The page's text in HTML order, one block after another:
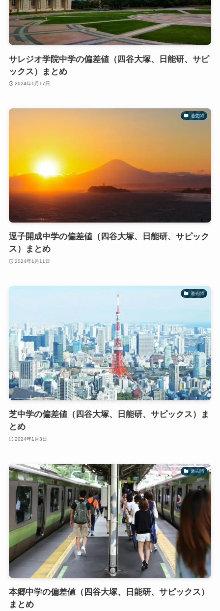
サレジオ学院中学の偏差値（四谷大塚、日能研、サピ
ックス）まとめ
2024年1月17日
過去問
逗子開成中学の偏差値（四谷大塚、日能研、サピック
ス）まとめ
2024年1月11日
過去問
芝中学の偏差値（四谷大塚、日能研、サピックス）ま
とめ
2024年1月3日
過去問
本郷中学の偏差値（四谷大塚、日能研、サピックス）
まとめ